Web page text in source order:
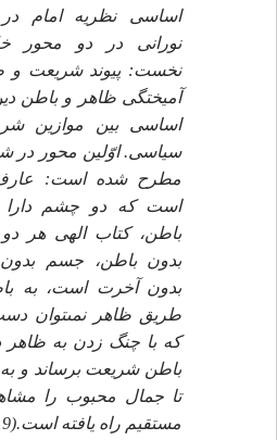
اساسى نظريه امام
نورانى در دو محور
نخست: پيوند شريعت و
آميختگى ظاهر و باطن
اساسى بين موازين
سياسى. اوّلين محور در
مطرح شده است:
است كه دو چشم دارا
باطن، كتاب الهى هر دو
بدون باطن، جسم
بدون آخرت است، به
طريق ظاهر نمى‏توان
كه با چنگ زدن به ظاهر
باطن شريعت برساند و به
تا جمال محبوب را
مستقيم راه يافته است.(19)